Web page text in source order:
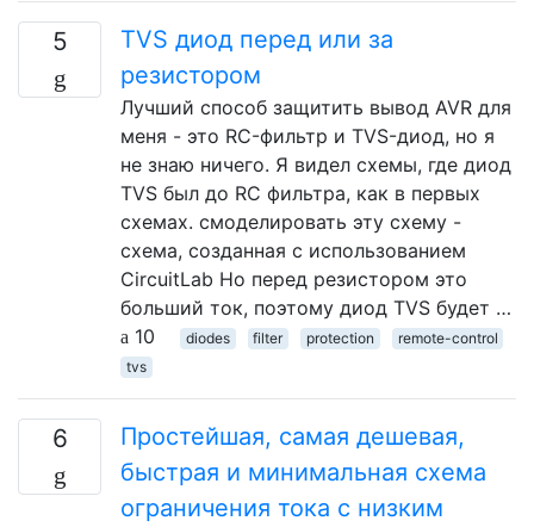
5
TVS диод перед или за
резистором
Лучший способ защитить вывод AVR для
меня - это RC-фильтр и TVS-диод, но я
не знаю ничего. Я видел схемы, где диод
TVS был до RC фильтра, как в первых
схемах. смоделировать эту схему -
схема, созданная с использованием
CircuitLab Но перед резистором это
больший ток, поэтому диод TVS будет …
10
diodes filter protection
remote-control
tvs
6
Простейшая, самая дешевая,
быстрая и минимальная схема
ограничения тока с низким